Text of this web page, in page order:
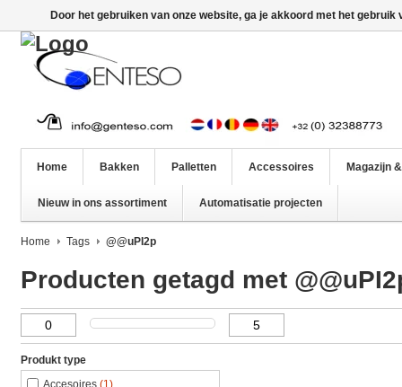
Home Bakken Palletten Accessoires Magazijn
Nieuw in ons assortiment Automatisatie projecten
Home Tags @@uPI2p
Producten getagd met
Produkt type
Accesoires (1)
Door het gebruiken van onze website, ga je akkoord met het